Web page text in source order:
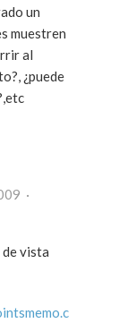
un
muestren
al
¿puede
manuel en febrero 18, 2009 ·
vista